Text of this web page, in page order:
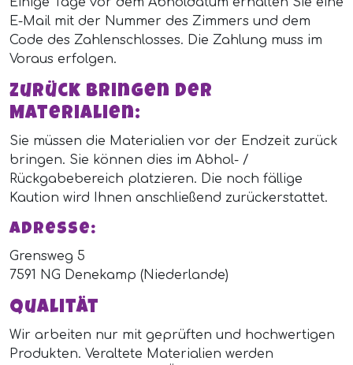
E-Mail mit der Nummer des Zimmers und dem
Code des Zahlenschlosses. Die Zahlung muss im
Voraus erfolgen.
Zurück bringen der
Materialien:
Sie müssen die Materialien vor der Endzeit zurück
bringen. Sie können dies im Abhol- /
Rückgabebereich platzieren. Die noch fällige
Kaution wird Ihnen anschließend zurückerstattet.
Adresse:
Grensweg 5
7591 NG Denekamp (Niederlande)
Qualität
Wir arbeiten nur mit geprüften und hochwertigen
Produkten. Veraltete Materialien werden